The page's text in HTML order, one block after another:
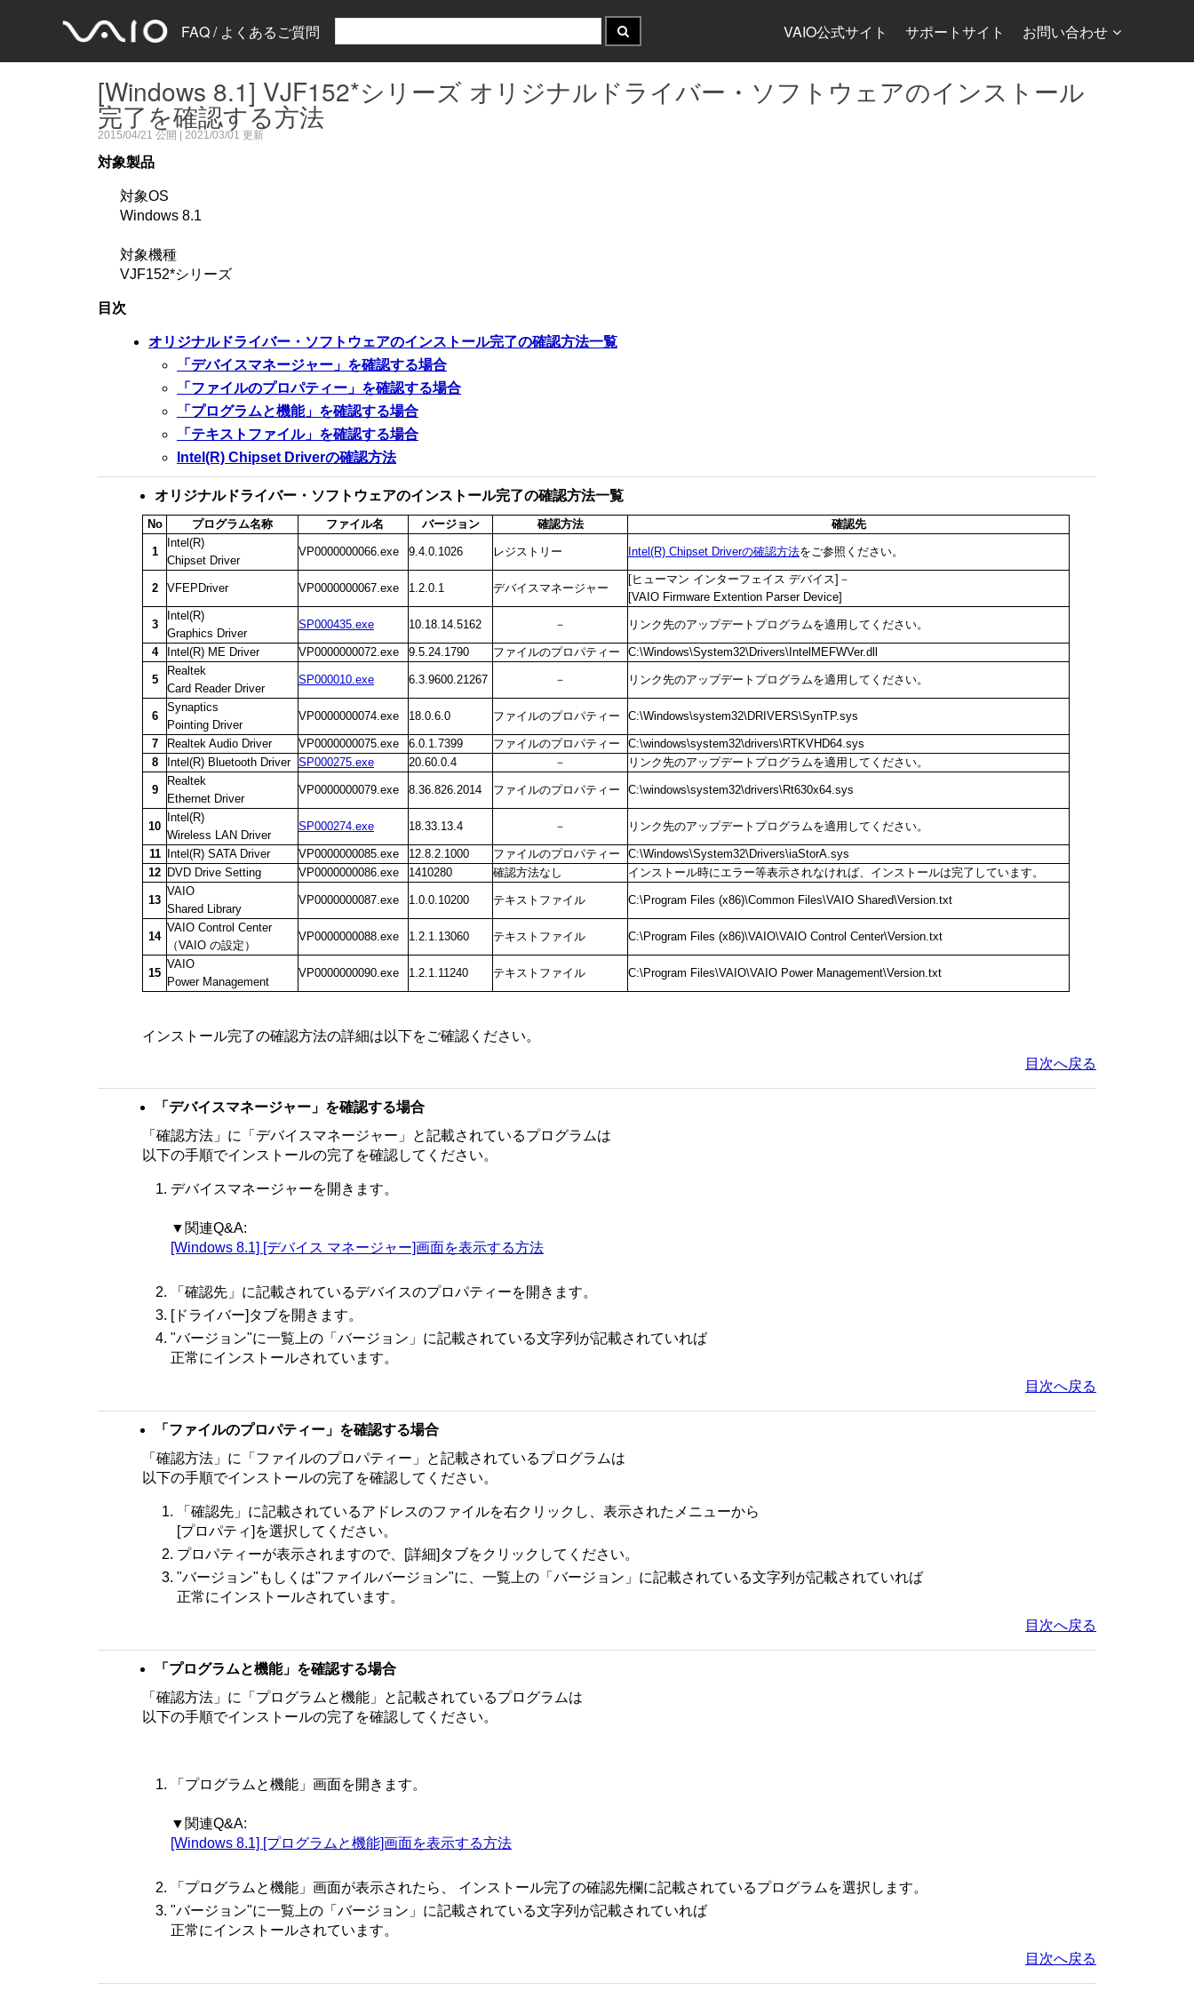
FAQ / よくあるご質問 VAIO公式サイト サポートサイト お問い合わせ
[Windows 8.1] VJF152*シリーズ オリジナルドライバー・ソフトウェアのインストール
完了を確認する方法
2015/04/21 公開 | 2021/03/01 更新
対象製品
対象OS
Windows 8.1
対象機種
VJF152*シリーズ
目次
オリジナルドライバー・ソフトウェアのインストール完了の確認方法一覧
「デバイスマネージャー」を確認する場合
「ファイルのプロパティー」を確認する場合
「プログラムと機能」を確認する場合
「テキストファイル」を確認する場合
Intel(R) Chipset Driverの確認方法
オリジナルドライバー・ソフトウェアのインストール完了の確認方法一覧
No プログラム名称 ファイル名 バージョン 確認方法 確認先
1
Intel(R)
Chipset Driver
VP0000000066.exe 9.4.0.1026 レジストリー Intel(R) Chipset Driverの確認方法をご参照ください。
2 VFEPDriver VP0000000067.exe 1.2.0.1 デバイスマネージャー
[ヒューマン インターフェイス デバイス] －
[VAIO Firmware Extention Parser Device]
3
Intel(R)
Graphics Driver
SP000435.exe 10.18.14.5162 － リンク先のアップデートプログラムを適用してください。
4 Intel(R) ME Driver VP0000000072.exe 9.5.24.1790 ファイルのプロパティー C:\Windows\System32\Drivers\IntelMEFWVer.dll
5
Realtek
Card Reader Driver
SP000010.exe 6.3.9600.21267 － リンク先のアップデートプログラムを適用してください。
6
Synaptics
Pointing Driver
VP0000000074.exe 18.0.6.0 ファイルのプロパティー C:\Windows\system32\DRIVERS\SynTP.sys
7 Realtek Audio Driver VP0000000075.exe 6.0.1.7399 ファイルのプロパティー
C:\windows\system32\drivers\RTKVHD64.sys
8
Intel(R) Bluetooth Driver SP000275.exe 20.60.0.4 － リンク先のアップデートプログラムを適用してください。
9
Realtek
Ethernet Driver
VP0000000079.exe 8.36.826.2014 ファイルのプロパティー C:\windows\system32\drivers\Rt630x64.sys
10
Intel(R)
Wireless LAN Driver
SP000274.exe 18.33.13.4 － リンク先のアップデートプログラムを適用してください。
11 Intel(R) SATA Driver VP0000000085.exe 12.8.2.1000 ファイルのプロパティー
C:\Windows\System32\Drivers\iaStorA.sys
12 DVD Drive Setting VP0000000086.exe 1410280 確認方法なし インストール時にエラー等表示されなければ、インストールは完了しています。
13
VAIO
Shared Library
VP0000000087.exe 1.0.0.10200 テキストファイル C:\Program Files (x86)\Common Files\VAIO Shared\Version.txt
14
VAIO Control Center
（VAIO の設定）
VP0000000088.exe 1.2.1.13060 テキストファイル C:\Program Files (x86)\VAIO\VAIO Control Center\Version.txt
15
VAIO
Power Management
VP0000000090.exe 1.2.1.11240 テキストファイル C:\Program Files\VAIO\VAIO Power Management\Version.txt
インストール完了の確認方法の詳細は以下をご確認ください。
目次へ戻る
「デバイスマネージャー」を確認する場合
「確認方法」に「デバイスマネージャー」と記載されているプログラムは
以下の手順でインストールの完了を確認してください。
デバイスマネージャーを開きます。
▼関連Q&A:
[Windows 8.1] [デバイス マネージャー]画面を表示する方法
「確認先」に記載されているデバイスのプロパティーを開きます。
[ドライバー]タブを開きます。
"バージョン"に一覧上の「バージョン」に記載されている文字列が記載されていれば
正常にインストールされています。
目次へ戻る
「ファイルのプロパティー」を確認する場合
「確認方法」に「ファイルのプロパティー」と記載されているプログラムは
以下の手順でインストールの完了を確認してください。
「確認先」に記載されているアドレスのファイルを右クリックし、表示されたメニューから
[プロパティ]を選択してください。
プロパティーが表示されますので、[詳細]タブをクリックしてください。
"バージョン"もしくは"ファイルバージョン"に、一覧上の「バージョン」に記載されている文字列が記載されていれば
正常にインストールされています。
目次へ戻る
「プログラムと機能」を確認する場合
「確認方法」に「プログラムと機能」と記載されているプログラムは
以下の手順でインストールの完了を確認してください。
「プログラムと機能」画面を開きます。
▼関連Q&A:
[Windows 8.1] [プログラムと機能]画面を表示する方法
「プログラムと機能」画面が表示されたら、 インストール完了の確認先欄に記載されているプログラムを選択します。
"バージョン"に一覧上の「バージョン」に記載されている文字列が記載されていれば
正常にインストールされています。
目次へ戻る